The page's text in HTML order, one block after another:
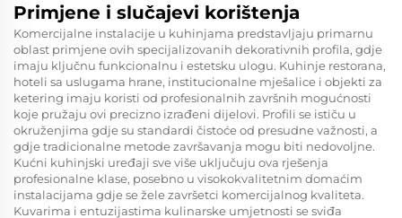
Primjene i slučajevi korištenja
Komercijalne instalacije u kuhinjama predstavljaju primarnu
oblast primjene ovih specijalizovanih dekorativnih profila, gdje
imaju ključnu funkcionalnu i estetsku ulogu. Kuhinje restorana,
hoteli sa uslugama hrane, institucionalne mješalice i objekti za
ketering imaju koristi od profesionalnih završnih mogućnosti
koje pružaju ovi precizno izrađeni dijelovi. Profili se ističu u
okruženjima gdje su standardi čistoće od presudne važnosti, a
gdje tradicionalne metode završavanja mogu biti nedovoljne.
Kućni kuhinjski uređaji sve više uključuju ova rješenja
profesionalne klase, posebno u visokokvalitetnim domaćim
instalacijama gdje se žele završetci komercijalnog kvaliteta.
Kuvarima i entuzijastima kulinarske umjetnosti se sviđa